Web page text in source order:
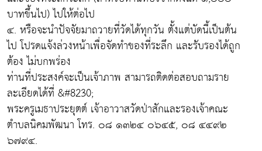
บาทขึ้นไป) ไปให้ต่อไป
๔. หรือจะนำปัจจัยมาถวายที่วัดได้ทุกวัน ตั้งแต่บัดนี้เป็นต้น
ไป โปรดแจ้งล่วงหน้าเพื่อจัดทำของที่ระลึก และรับรองได้ถูก
ต้อง ไม่บกพร่อง
ท่านที่ประสงค์จะเป็นเจ้าภาพ สามารถติดต่อสอบถามราย
ละเอียดได้ที่ &#8230;
พระครูเมธาประยุตต์ เจ้าอาวาสวัดป่าสักและรองเจ้าคณะ
ตำบลนิคมพัฒนา โทร. ๐๘ ๑๓๒๔ ๐๖๔๕, ๐๘ ๔๔๙๒
๖๗๙๔.